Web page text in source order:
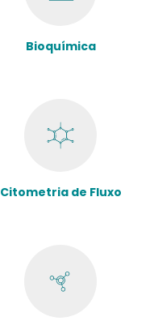
Bioquímica
Citometria de Fluxo